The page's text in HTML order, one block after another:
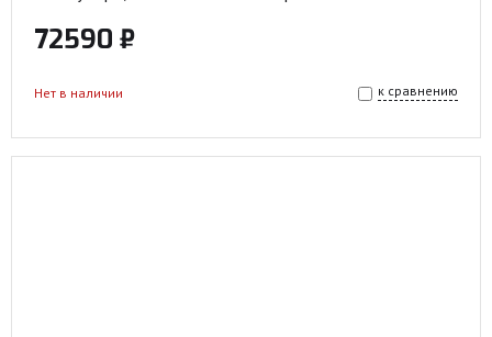
72590 ₽
к сравнению
Нет в наличии